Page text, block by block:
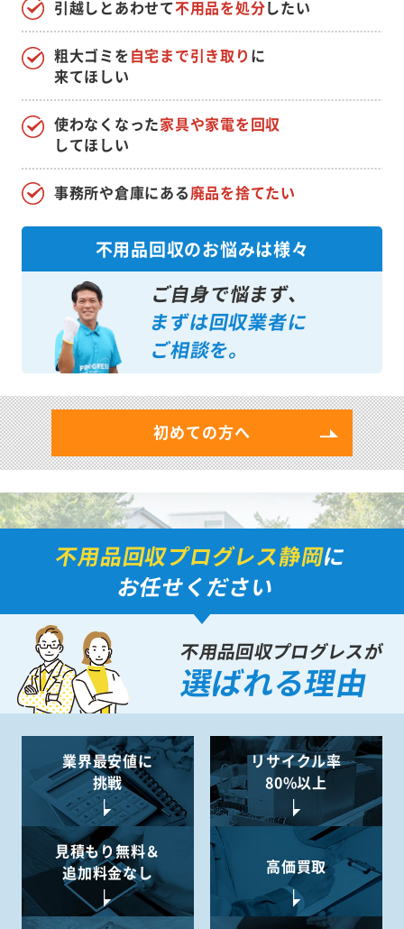
引越しとあわせて不用品を処分したい
使わなくなった家具や家電を回収
してほしい
粗大ゴミを自宅まで引き取り に
来てほしい
事務所や倉庫にある廃品を捨てたい
不用品回収のお悩みは様々
ご自身で悩まず、
まずは回収業者に
ご相談を。
初めての方へ
不用品回収プログレス静岡に
お任せください
不用品回収プログレスが
選ばれる理由
業界最安値に
挑戦
リサイクル率
80%以上
見積もり無料＆
追加料金なし
高価買取